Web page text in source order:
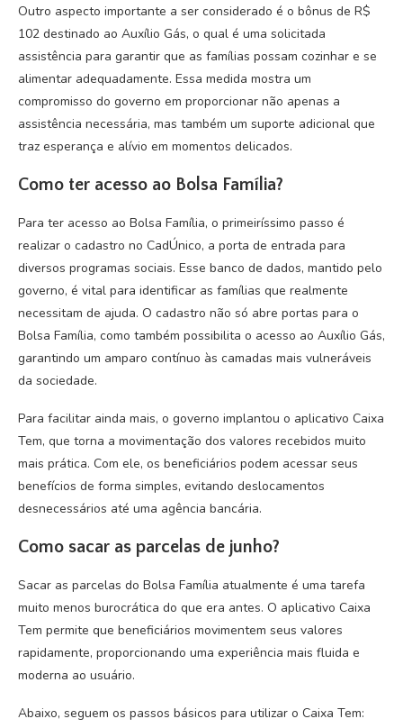
Outro aspecto importante a ser considerado é o bônus de R$
102 destinado ao Auxílio Gás, o qual é uma solicitada
assistência para garantir que as famílias possam cozinhar e se
alimentar adequadamente. Essa medida mostra um
compromisso do governo em proporcionar não apenas a
assistência necessária, mas também um suporte adicional que
traz esperança e alívio em momentos delicados.
Como ter acesso ao Bolsa Família?
Para ter acesso ao Bolsa Família, o primeiríssimo passo é
realizar o cadastro no CadÚnico, a porta de entrada para
diversos programas sociais. Esse banco de dados, mantido pelo
governo, é vital para identificar as famílias que realmente
necessitam de ajuda. O cadastro não só abre portas para o
Bolsa Família, como também possibilita o acesso ao Auxílio Gás,
garantindo um amparo contínuo às camadas mais vulneráveis
da sociedade.
Para facilitar ainda mais, o governo implantou o aplicativo Caixa
Tem, que torna a movimentação dos valores recebidos muito
mais prática. Com ele, os beneficiários podem acessar seus
benefícios de forma simples, evitando deslocamentos
desnecessários até uma agência bancária.
Como sacar as parcelas de junho?
Sacar as parcelas do Bolsa Família atualmente é uma tarefa
muito menos burocrática do que era antes. O aplicativo Caixa
Tem permite que beneficiários movimentem seus valores
rapidamente, proporcionando uma experiência mais fluida e
moderna ao usuário.
Abaixo, seguem os passos básicos para utilizar o Caixa Tem: